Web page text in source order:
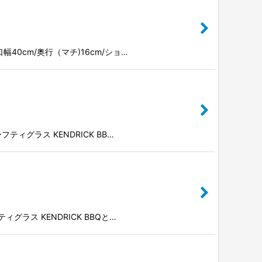
幅40cm/奥行（マチ)16cm/ショ…
ティグラス KENDRICK BB…
ィグラス KENDRICK BBQと…